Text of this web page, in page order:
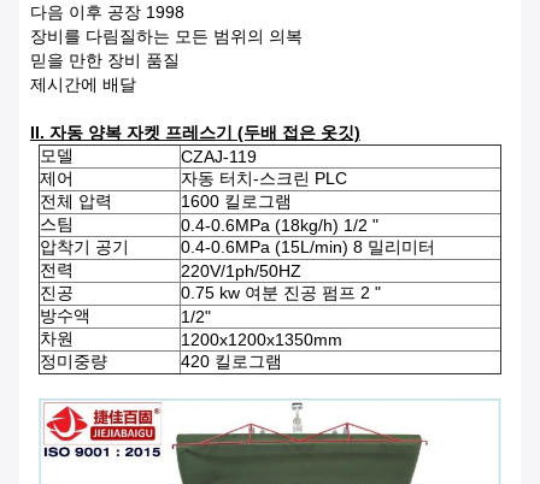
다음 이후 공장 1998
장비를 다림질하는 모든 범위의 의복
믿을 만한 장비 품질
제시간에 배달
II. 자동 양복 자켓 프레스기 (두배 접은 옷깃)
모델
CZAJ-119
제어
자동 터치-스크린 PLC
전체 압력
1600 킬로그램
스팀
0.4-0.6MPa (18kg/h) 1/2 "
압착기 공기
0.4-0.6MPa (15L/min) 8 밀리미터
전력
220V/1ph/50HZ
진공
0.75 kw 여분 진공 펌프 2 "
방수액
1/2"
차원
1200x1200x1350mm
정미중량
420 킬로그램